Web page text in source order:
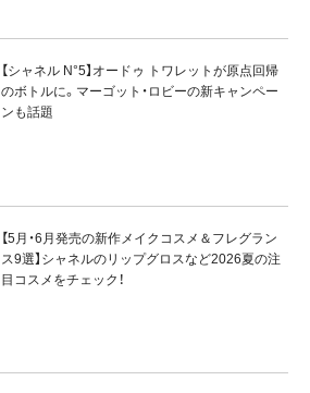
【シャネル N°5】オードゥ トワレットが原点回帰
のボトルに。マーゴット・ロビーの新キャンペー
ンも話題
【5月・6月発売の新作メイクコスメ＆フレグラン
ス9選】シャネルのリップグロスなど2026夏の注
目コスメをチェック！